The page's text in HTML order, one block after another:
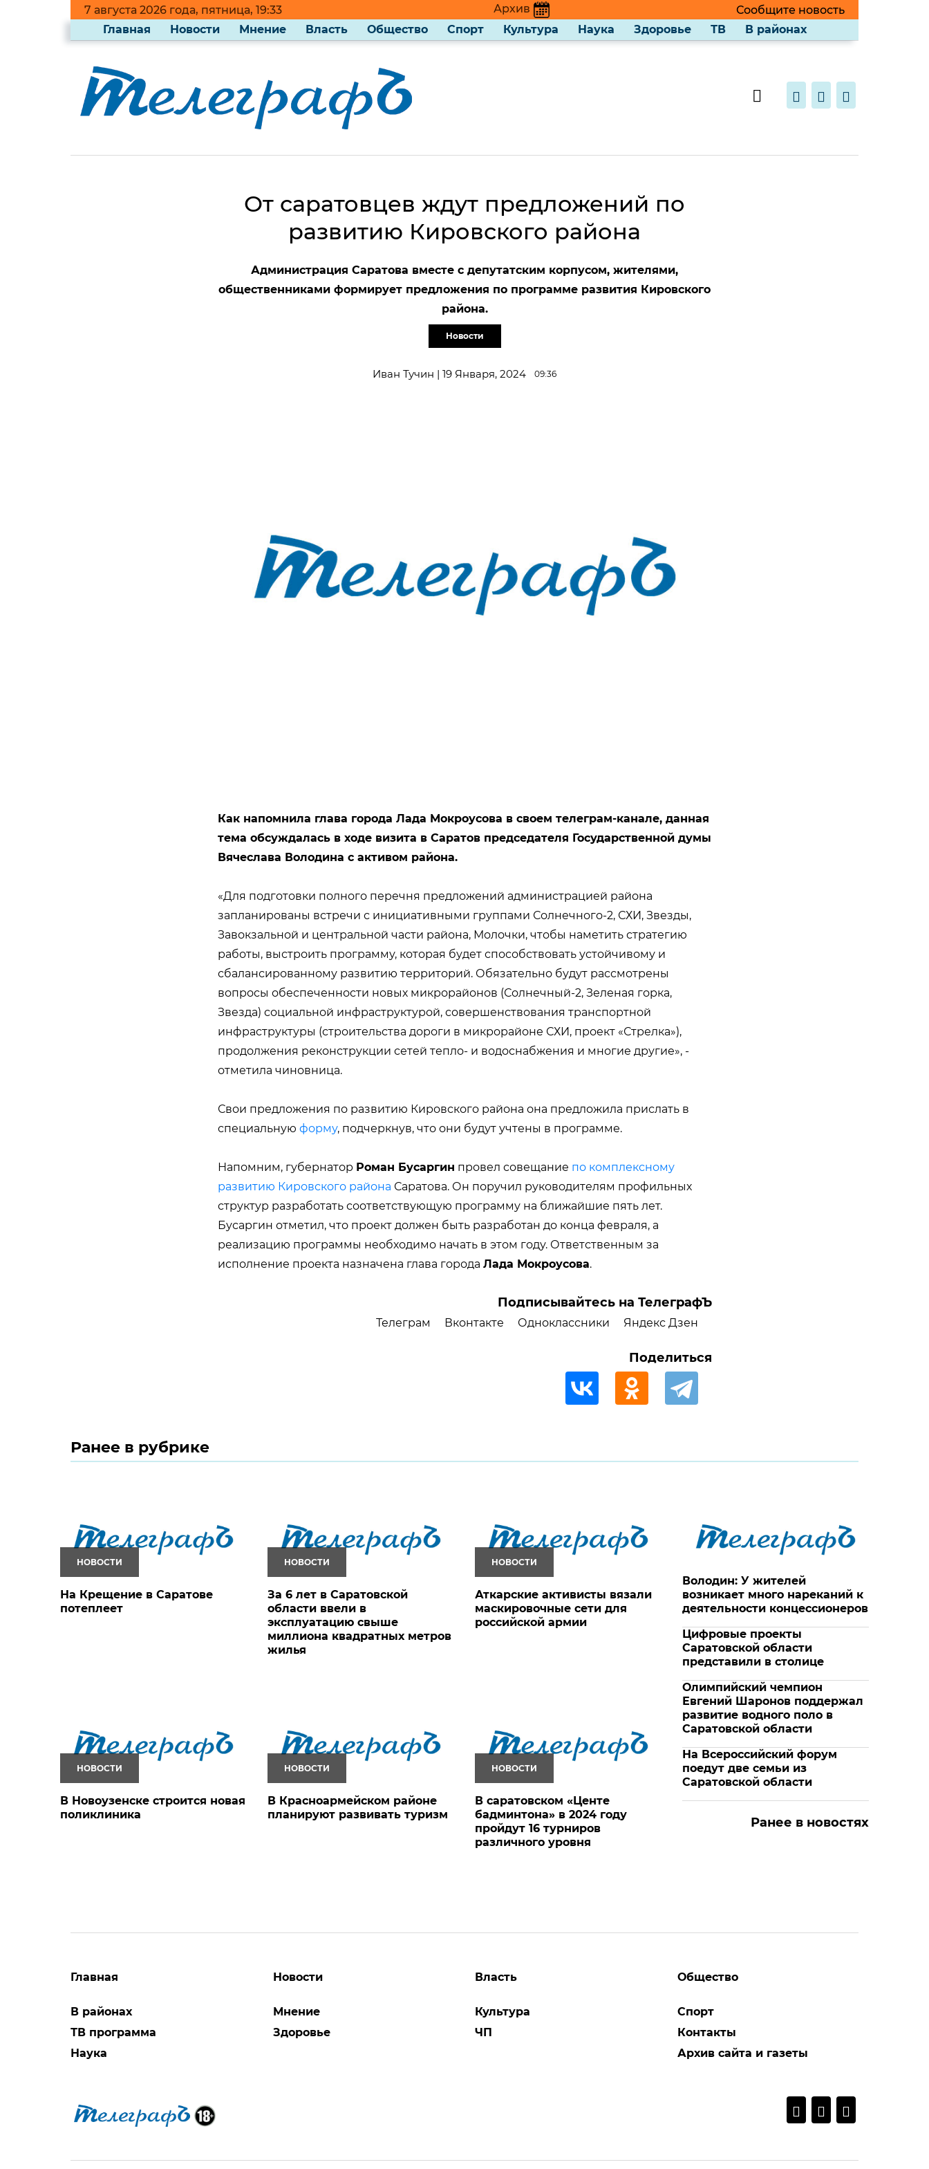
7 августа 2026 года, пятница, 19:33 Архив
Сообщите новость
Главная
Новости Мнение Власть Общество Спорт Культура Наука Здоровье ТВ В районах
От саратовцев ждут предложений по
развитию Кировского района
Администрация Саратова вместе с депутатским корпусом, жителями,
общественниками формирует предложения по программе развития Кировского
района.
Новости
Иван Тучин | 19 Января, 2024 09:36
Как напомнила глава города Лада Мокроусова в своем телеграм-канале, данная
тема обсуждалась в ходе визита в Саратов председателя Государственной думы
Вячеслава Володина с активом района.
«Для подготовки полного перечня предложений администрацией района
запланированы встречи с инициативными группами Солнечного-2, СХИ, Звезды,
Завокзальной и центральной части района, Молочки, чтобы наметить стратегию
работы, выстроить программу, которая будет способствовать устойчивому и
сбалансированному развитию территорий. Обязательно будут рассмотрены
вопросы обеспеченности новых микрорайонов (Солнечный-2, Зеленая горка,
Звезда) социальной инфраструктурой, совершенствования транспортной
инфраструктуры (строительства дороги в микрорайоне СХИ, проект «Стрелка»),
продолжения реконструкции сетей тепло- и водоснабжения и многие другие», -
отметила чиновница.
Свои предложения по развитию Кировского района она предложила прислать в
специальную форму, подчеркнув, что они будут учтены в программе.
Напомним, губернатор Роман Бусаргин провел совещание по комплексному
развитию Кировского района Саратова. Он поручил руководителям профильных
структур разработать соответствующую программу на ближайшие пять лет.
Бусаргин отметил, что проект должен быть разработан до конца февраля, а
реализацию программы необходимо начать в этом году. Ответственным за
исполнение проекта назначена глава города Лада Мокроусова.
Подписывайтесь на ТелеграфЪ
Телеграм Вконтакте Одноклассники Яндекс Дзен
Поделиться
Ранее в рубрике
НОВОСТИ
На Крещение в Саратове
потеплеет
НОВОСТИ
За 6 лет в Саратовской
области ввели в
эксплуатацию свыше
миллиона квадратных метров
жилья
НОВОСТИ
Аткарские активисты вязали
маскировочные сети для
российской армии
НОВОСТИ
В Новоузенске строится новая
поликлиника
НОВОСТИ
В Красноармейском районе
планируют развивать туризм
НОВОСТИ
В саратовском «Центе
бадминтона» в 2024 году
пройдут 16 турниров
различного уровня
Володин: У жителей
возникает много нареканий к
деятельности концессионеров
Цифровые проекты
Саратовской области
представили в столице
Олимпийский чемпион
Евгений Шаронов поддержал
развитие водного поло в
Саратовской области
На Всероссийский форум
поедут две семьи из
Саратовской области
Ранее в новостях
Главная
В районах
ТВ программа
Наука
Новости
Мнение
Здоровье
Власть
Культура
ЧП
Общество
Спорт
Контакты
Архив сайта и газеты